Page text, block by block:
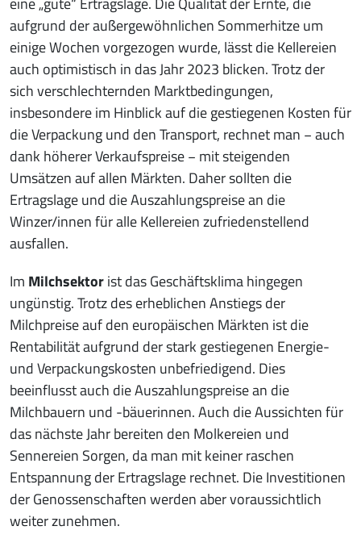
aufgrund der außergewöhnlichen Sommerhitze um
einige Wochen vorgezogen wurde, lässt die Kellereien
auch optimistisch in das Jahr 2023 blicken. Trotz der
sich verschlechternden Marktbedingungen,
insbesondere im Hinblick auf die gestiegenen Kosten für
die Verpackung und den Transport, rechnet man − auch
dank höherer Verkaufspreise − mit steigenden
Umsätzen auf allen Märkten. Daher sollten die
Ertragslage und die Auszahlungspreise an die
Winzer/innen für alle Kellereien zufriedenstellend
ausfallen.
Im Milchsektorist das Geschäftsklima hingegen
ungünstig. Trotz des erheblichen Anstiegs der
Milchpreise auf den europäischen Märkten ist die
Rentabilität aufgrund der stark gestiegenen Energie-
und Verpackungskosten unbefriedigend. Dies
beeinflusst auch die Auszahlungspreise an die
Milchbauern und -bäuerinnen. Auch die Aussichten für
das nächste Jahr bereiten den Molkereien und
Sennereien Sorgen, da man mit keiner raschen
Entspannung der Ertragslage rechnet. Die Investitionen
der Genossenschaften werden aber voraussichtlich
weiter zunehmen.